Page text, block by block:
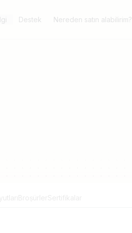
Destek Nereden satın alabilirim?